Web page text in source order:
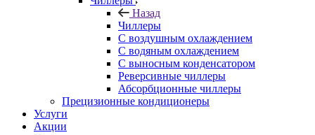
Назад
Чиллеры
С воздушным охлаждением
С водяным охлаждением
С выносным конденсатором
Реверсивные чиллеры
Абсорбционные чиллеры
Прецизионные кондиционеры
Услуги
Акции